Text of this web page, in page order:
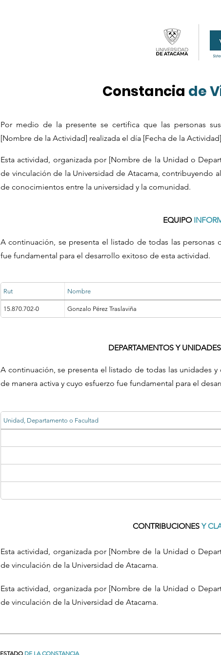
Constancia de
Por medio de la presente se certifica que las personas
[Nombre de la Actividad] realizada el día [Fecha de la
Esta actividad, organizada por [Nombre de la Unidad o
de vinculación de la Universidad de Atacama, contribuyendo
de conocimientos entre la universidad y la comunidad.
EQUIPO
A continuación, se presenta el listado de todas las personas
fue fundamental para el desarrollo exitoso de esta actividad.
Rut Nombre
15.870.702-0 Gonzalo Pérez Traslaviña
DEPARTAMENTOS Y UNIDADES
A continuación, se presenta el listado de todas las unidades
de manera activa y cuyo esfuerzo fue fundamental para el
Unidad, Departamento o Facultad
CONTRIBUCIONES Y
Esta actividad, organizada por [Nombre de la Unidad o
de vinculación de la Universidad de Atacama.
Esta actividad, organizada por [Nombre de la Unidad o
de vinculación de la Universidad de Atacama.
ESTADO DE LA CONSTANCIA